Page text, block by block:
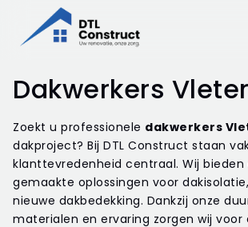
Dakwerkers
Zoekt u professionele dakwerkers
dakproject? Bij DTL Construct staan
klanttevredenheid centraal. Wij
gemaakte oplossingen voor
nieuwe dakbedekking. Dankzij onze
materialen en ervaring zorgen wij